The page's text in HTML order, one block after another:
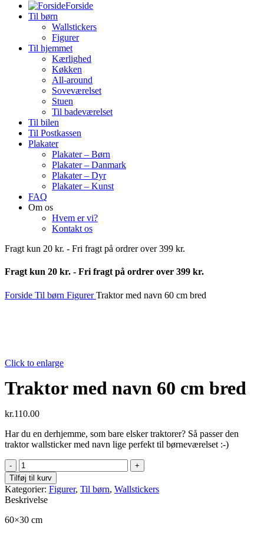
Forside
Til børn
Wallstickers
Figurer
Til hjemmet
Kærlighed
Køkken
All-around
Soveværelset
Stuen
Til badeværelset
Til bilen
Til Postkassen
Plakater
Plakater – Børn
Plakater – Danmark
Plakater – Dyr
Plakater – Kunst
FAQ
Om os
Hvem er vi?
Kontakt os
Fragt kun 20 kr. - Fri fragt på ordrer over 399 kr.
Fragt kun 20 kr. - Fri fragt på ordrer over 399 kr.
Forside Til børn FigurerTraktor med navn 60 cm bred
Click to enlarge
Traktor med navn 60 cm bred
kr.110.00
Har du en derhjemme, som bare elsker traktorer? Så passer den
traktor wallsticker med navn lige perfekt til børneværelset :-)
Traktor
med
navn
60
cm
bred
Tilføj til kurv
Kategorier: Figurer, Til børn, Wallstickers
Beskrivelse
60×30 cm